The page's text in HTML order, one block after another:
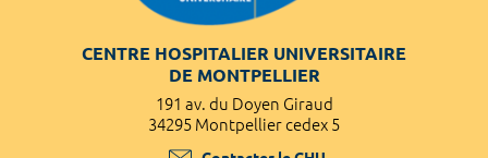
CENTRE HOSPITALIER UNIVERSITAIRE
DE MONTPELLIER
191 av. du Doyen Giraud
34295 Montpellier cedex 5